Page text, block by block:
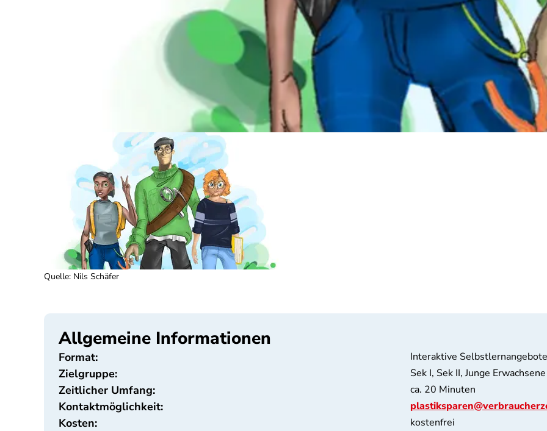
Quelle: Nils Schäfer
Allgemeine Informationen
Format: Interaktive Selbstlernangebote
Zielgruppe: Sek I, Sek II, Junge
Zeitlicher Umfang: ca. 20 Minuten
Kontaktmöglichkeit:
Kosten: kostenfrei